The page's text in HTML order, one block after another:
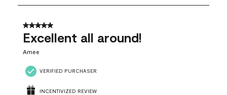
8
24
Reviews
5 out of 5 stars.
Excellent all around!
Amee
VERIFIED PURCHASER
INCENTIVIZED REVIEW